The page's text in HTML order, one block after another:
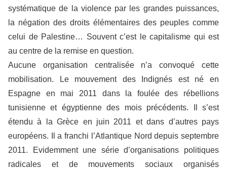
systématique de la violence par les grandes puissances,
la négation des droits élémentaires des peuples comme
celui de Palestine… Souvent c’est le capitalisme qui est
au centre de la remise en question.
Aucune organisation centralisée n’a convoqué cette
mobilisation. Le mouvement des Indignés est né en
Espagne en mai 2011 dans la foulée des rébellions
tunisienne et égyptienne des mois précédents. Il s’est
étendu à la Grèce en juin 2011 et dans d’autres pays
européens. Il a franchi l’Atlantique Nord depuis septembre
2011. Evidemment une série d’organisations politiques
radicales et de mouvements sociaux organisés